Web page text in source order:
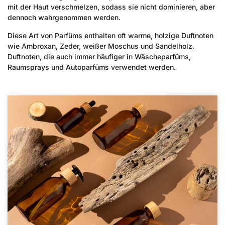
mit der Haut verschmelzen, sodass sie nicht dominieren, aber
dennoch wahrgenommen werden.
Diese Art von Parfüms enthalten oft warme, holzige Duftnoten
wie Ambroxan, Zeder, weißer Moschus und Sandelholz.
Duftnoten, die auch immer häufiger in Wäscheparfüms,
Raumsprays und Autoparfüms verwendet werden.